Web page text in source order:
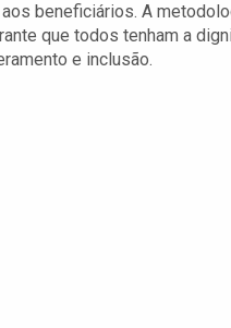
beneficiários. A
que todos tenham a
e inclusão.